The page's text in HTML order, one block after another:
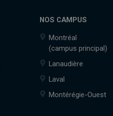
NOS CAMPUS
Montréal
(campus principal)
Lanaudière
Laval
Montérégie-Ouest